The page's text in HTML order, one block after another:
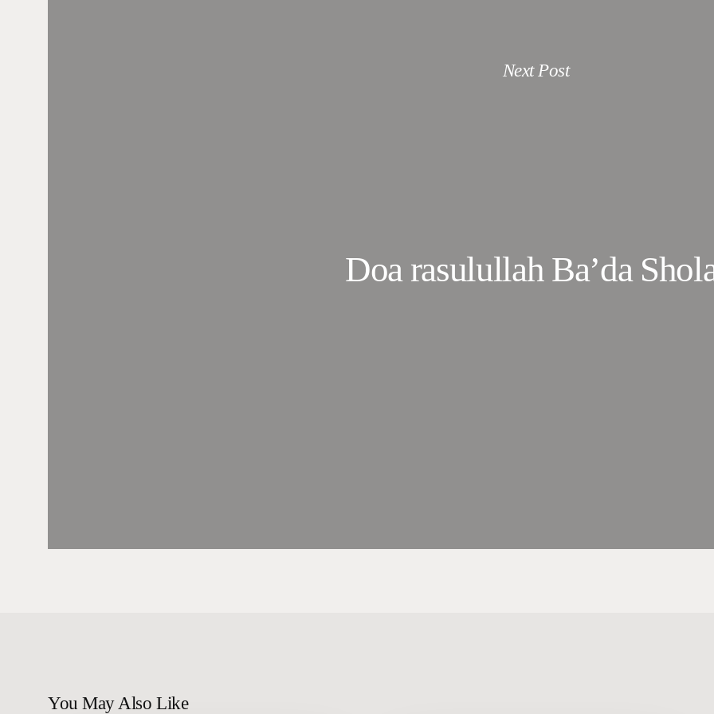
Next Post
Doa rasulullah Ba’da
You May Also Like